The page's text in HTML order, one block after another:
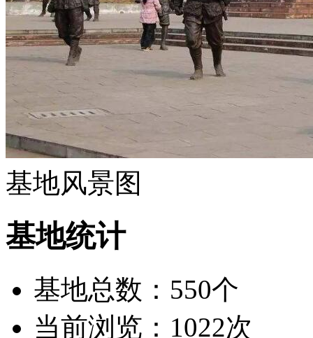
基地风景图
基地统计
基地总数：550个
当前浏览：1022次